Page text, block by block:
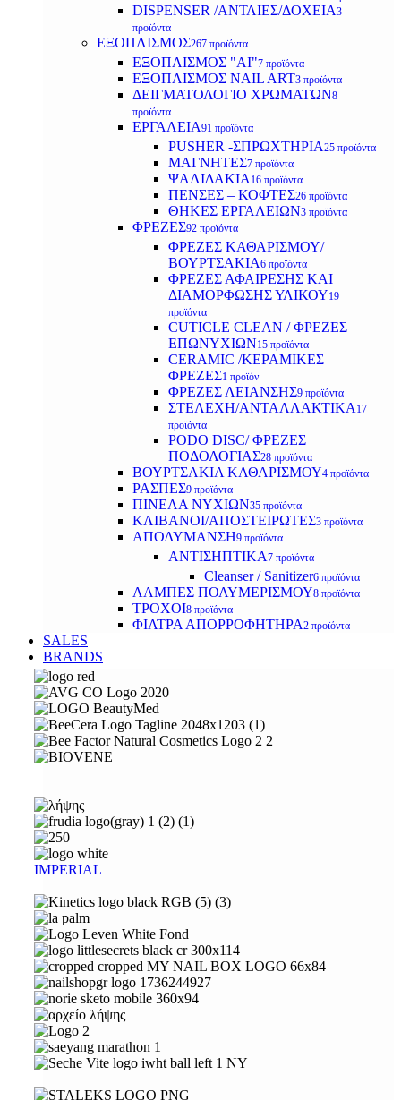
DISPENSER /ΑΝΤΛΙΕΣ/ΔΟΧΕΙΑ3
προϊόντα
ΕΞΟΠΛΙΣΜΟΣ267 προϊόντα
ΕΞΟΠΛΙΣΜΟΣ "AI"7 προϊόντα
ΕΞΟΠΛΙΣΜΟΣ NAIL ART3 προϊόντα
ΔΕΙΓΜΑΤΟΛΟΓΙΟ ΧΡΩΜΑΤΩΝ8
προϊόντα
ΕΡΓΑΛΕΙΑ91 προϊόντα
PUSHER -ΣΠΡΩΧΤΗΡΙΑ25 προϊόντα
ΜΑΓΝΗΤΕΣ7 προϊόντα
ΨΑΛΙΔΑΚΙΑ 16 προϊόντα
ΠΕΝΣΕΣ – ΚΟΦΤΕΣ26 προϊόντα
ΘΗΚΕΣ ΕΡΓΑΛΕΙΩΝ3 προϊόντα
ΦΡΕΖΕΣ92 προϊόντα
ΦΡΕΖΕΣ ΚΑΘΑΡΙΣΜΟΥ/
ΒΟΥΡΤΣΑΚΙΑ6 προϊόντα
ΦΡΕΖΕΣ ΑΦΑΙΡΕΣΗΣ ΚΑΙ
ΔΙΑΜΟΡΦΩΣΗΣ ΥΛΙΚΟΥ19
προϊόντα
CUTICLE CLEAN / ΦΡΕΖΕΣ
ΕΠΩΝΥΧΙΩΝ15 προϊόντα
CERAMIC /ΚΕΡΑΜΙΚΕΣ
ΦΡΕΖΕΣ1 προϊόν
ΦΡΕΖΕΣ ΛΕΙΑΝΣΗΣ9 προϊόντα
ΣΤΕΛΕΧΗ/ΑΝΤΑΛΛΑΚΤΙΚΑ 17
προϊόντα
PODO DISC/ ΦΡΕΖΕΣ
ΠΟΔΟΛΟΓΙΑΣ28 προϊόντα
ΒΟΥΡΤΣΑΚΙΑ ΚΑΘΑΡΙΣΜΟΥ4 προϊόντα
ΡΑΣΠΕΣ9 προϊόντα
ΠΙΝΕΛΑ ΝΥΧΙΩΝ35 προϊόντα
ΚΛΙΒΑΝΟΙ/ΑΠΟΣΤΕΙΡΩΤΕΣ3 προϊόντα
ΑΠΟΛΥΜΑΝΣΗ9 προϊόντα
ΑΝΤΙΣΗΠΤΙΚΑ7 προϊόντα
Cleanser / Sanitizer6 προϊόντα
ΛΑΜΠΕΣ ΠΟΛΥΜΕΡΙΣΜΟΥ8 προϊόντα
ΤΡΟΧΟΙ8 προϊόντα
ΦΙΛΤΡΑ ΑΠΟΡΡΟΦΗΤΗΡΑ2 προϊόντα
SALES
BRANDS
IMPERIAL